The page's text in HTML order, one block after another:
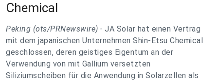
Chemical
Peking (ots/PRNewswire) - JA Solar hat einen Vertrag
mit dem japanischen Unternehmen Shin-Etsu Chemical
geschlossen, deren geistiges Eigentum an der
Verwendung von mit Gallium versetzten
Siliziumscheiben für die Anwendung in Solarzellen als